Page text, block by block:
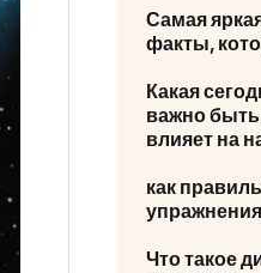
Самая
факты,
Какая
важно быть
влияет на
как
Что такое